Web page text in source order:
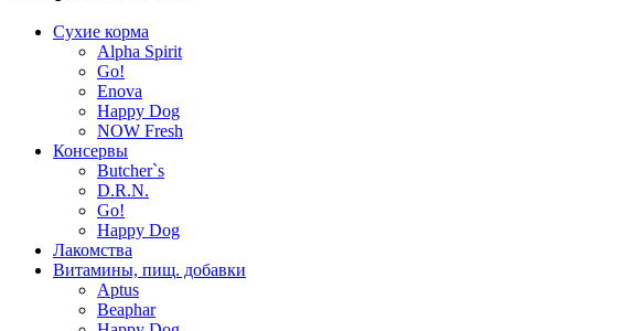
Сухие корма
Alpha Spirit
Go!
Enova
Happy Dog
NOW Fresh
Консервы
Butcher`s
D.R.N.
Go!
Happy Dog
Лакомства
Витамины, пищ. добавки
Aptus
Beaphar